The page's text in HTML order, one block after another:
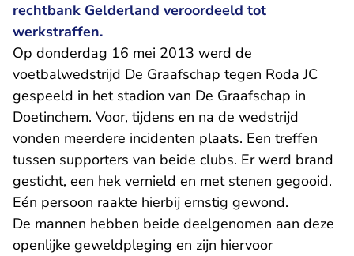
rechtbank Gelderland veroordeeld tot
werkstraffen.
Op donderdag 16 mei 2013 werd de
voetbalwedstrijd De Graafschap tegen Roda JC
gespeeld in het stadion van De Graafschap in
Doetinchem. Voor, tijdens en na de wedstrijd
vonden meerdere incidenten plaats. Een treffen
tussen supporters van beide clubs. Er werd brand
gesticht, een hek vernield en met stenen gegooid.
Eén persoon raakte hierbij ernstig gewond.
De mannen hebben beide deelgenomen aan deze
openlijke geweldpleging en zijn hiervoor